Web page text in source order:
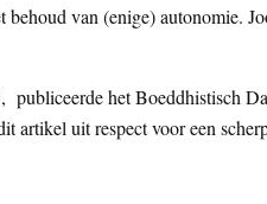
van (enige) autonomie.
publiceerde het Boeddhistisch
artikel uit respect voor een